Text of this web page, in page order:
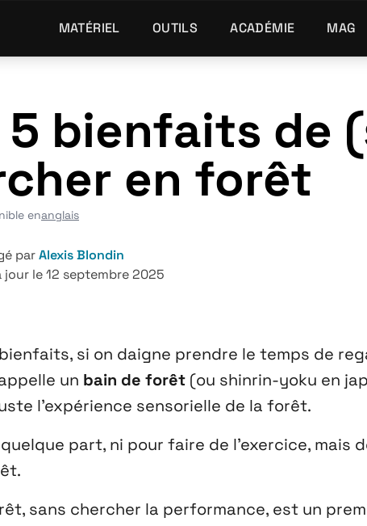
MATÉRIEL OUTILS ACADÉMIE MAG
5 bienfaits de
en forêt
enanglais
parAlexis Blondin
jour le 12 septembre 2025
si on daigne prendre le temps de
un bain de forêt (ou shinrin-yoku en
l’expérience sensorielle de la forêt.
part, ni pour faire de l’exercice, mais
sans chercher la performance, est un